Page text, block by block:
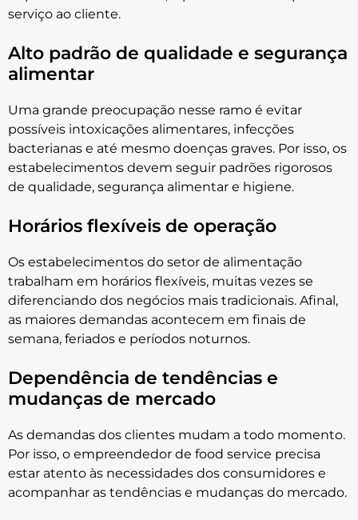
serviço ao cliente.
Alto padrão de qualidade e segurança
alimentar
Uma grande preocupação nesse ramo é evitar
possíveis intoxicações alimentares, infecções
bacterianas e até mesmo doenças graves. Por isso, os
estabelecimentos devem seguir padrões rigorosos
de qualidade, segurança alimentar e higiene.
Horários flexíveis de operação
Os estabelecimentos do setor de alimentação
trabalham em horários flexíveis, muitas vezes se
diferenciando dos negócios mais tradicionais. Afinal,
as maiores demandas acontecem em finais de
semana, feriados e períodos noturnos.
Dependência de tendências e
mudanças de mercado
As demandas dos clientes mudam a todo momento.
Por isso, o empreendedor de food service precisa
estar atento às necessidades dos consumidores e
acompanhar as tendências e mudanças do mercado.